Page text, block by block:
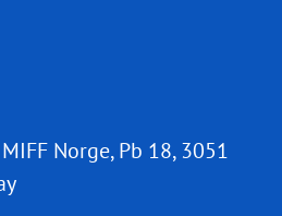
Norge, Pb 18, 3051